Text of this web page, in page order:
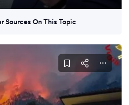
Sources On This Topic